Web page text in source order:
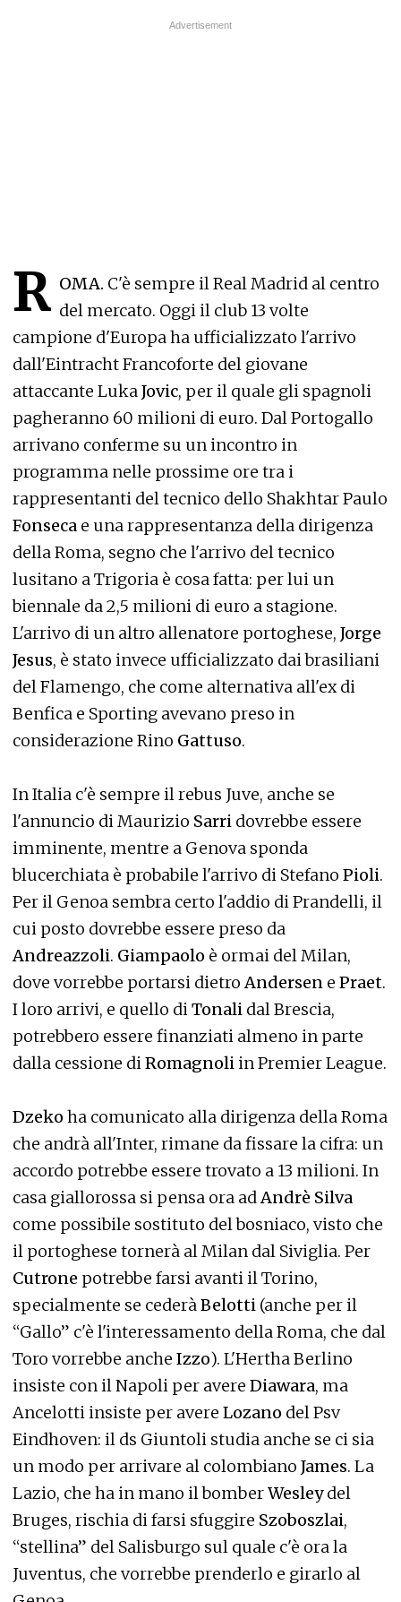
R OMA. C'è sempre il Real Madrid al centro
del mercato. Oggi il club 13 volte
campione d'Europa ha ufficializzato l'arrivo
dall'Eintracht Francoforte del giovane
attaccante LukaJovic, per il quale gli spagnoli
pagheranno 60 milioni di euro. Dal Portogallo
arrivano conferme su un incontro in
programma nelle prossime ore tra i
rappresentanti del tecnico dello Shakhtar Paulo
Fonseca e una rappresentanza della dirigenza
della Roma, segno che l'arrivo del tecnico
lusitano a Trigoria è cosa fatta: per lui un
biennale da 2,5 milioni di euro a stagione.
L'arrivo di un altro allenatore portoghese, Jorge
Jesus, è stato invece ufficializzato dai brasiliani
del Flamengo, che come alternativa all'ex di
Benfica e Sporting avevano preso in
considerazione Rino Gattuso.
In Italia c'è sempre il rebus Juve, anche se
l'annuncio di Maurizio Sarri dovrebbe essere
imminente, mentre a Genova sponda
blucerchiata è probabile l'arrivo di Stefano Pioli.
Per il Genoa sembra certo l'addio di Prandelli, il
cui posto dovrebbe essere preso da
Andreazzoli. Giampaolo è ormai del Milan,
dove vorrebbe portarsi dietroAndersen e Praet.
I loro arrivi, e quello diTonali dal Brescia,
potrebbero essere finanziati almeno in parte
dalla cessione diRomagnoliin Premier League.
Dzeko ha comunicato alla dirigenza della Roma
che andrà all'Inter, rimane da fissare la cifra: un
accordo potrebbe essere trovato a 13 milioni. In
casa giallorossa si pensa ora adAndrè Silva
come possibile sostituto del bosniaco, visto che
il portoghese tornerà al Milan dal Siviglia. Per
Cutrone potrebbe farsi avanti il Torino,
specialmente se cederàBelotti (anche per il
“Gallo” c'è l'interessamento della Roma, che dal
Toro vorrebbe anche Izzo). L'Hertha Berlino
insiste con il Napoli per avere Diawara, ma
Ancelotti insiste per avere Lozano del Psv
Eindhoven: il ds Giuntoli studia anche se ci sia
un modo per arrivare al colombiano James. La
Lazio, che ha in mano il bomberWesleydel
Bruges, rischia di farsi sfuggire Szoboszlai,
“stellina” del Salisburgo sul quale c'è ora la
Juventus, che vorrebbe prenderlo e girarlo al